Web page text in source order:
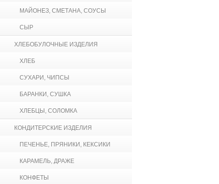
МАЙОНЕЗ, СМЕТАНА, СОУСЫ
СЫР
ХЛЕБОБУЛОЧНЫЕ ИЗДЕЛИЯ
ХЛЕБ
СУХАРИ, ЧИПСЫ
БАРАНКИ, СУШКА
ХЛЕБЦЫ, СОЛОМКА
КОНДИТЕРСКИЕ ИЗДЕЛИЯ
ПЕЧЕНЬЕ, ПРЯНИКИ, КЕКСИКИ
КАРАМЕЛЬ, ДРАЖЕ
КОНФЕТЫ